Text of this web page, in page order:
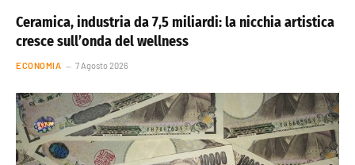
Ceramica, industria da 7,5 miliardi: la nicchia artistica
cresce sull’onda del wellness
ECONOMIA 7 Agosto 2026